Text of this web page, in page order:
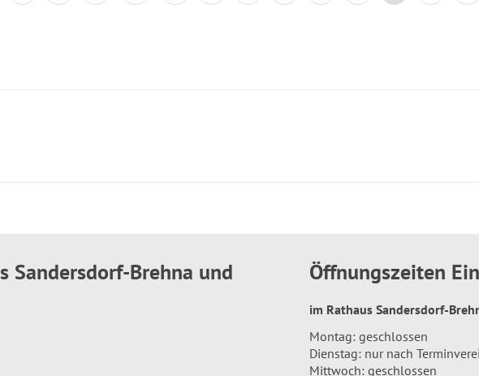
Sandersdorf-Brehna und
Öffnungszeiten
im Rathaus Sandersdorf-
Montag: geschlossen
Dienstag: nur nach
Mittwoch: geschlossen